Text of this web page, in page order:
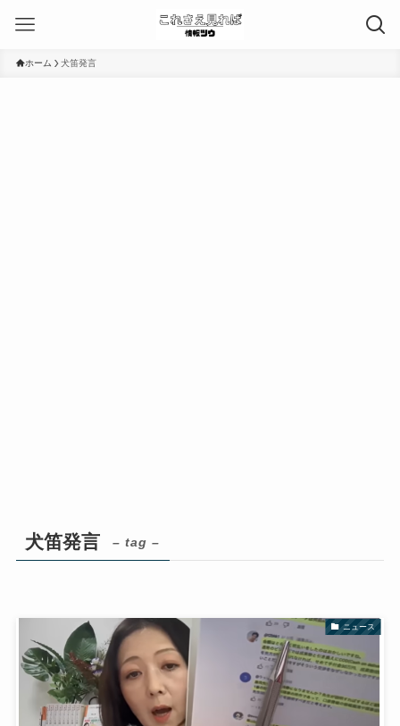
ホーム 犬笛発言
犬笛発言 – tag –
ニュース